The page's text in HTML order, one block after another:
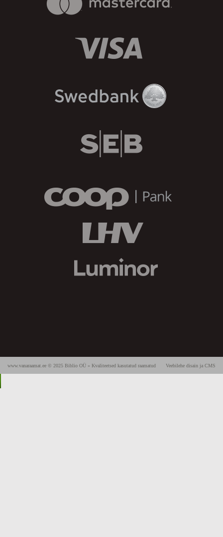
Veebilehe disain ja CMS
www.vanaraamat.ee © 2025 Biblio OÜ » Kvaliteetsed kasutatud raamatud